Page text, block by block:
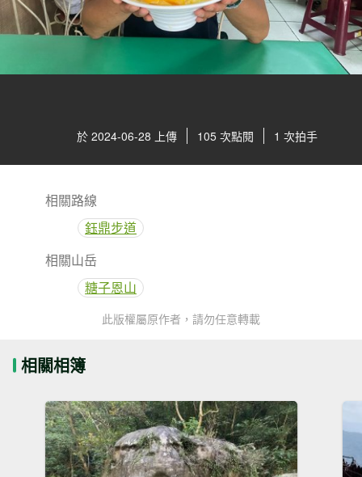
於 2024-06-28 上傳 105 次點閱 1 次拍手
相關路線
鈺鼎步道
相關山岳
糖子恩山
此版權屬原作者，請勿任意轉載
相關相簿